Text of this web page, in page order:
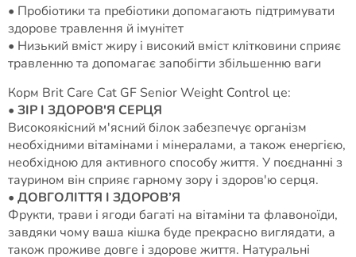
• Пробіотики та пребіотики допомагають підтримувати
здорове травлення й імунітет
• Низький вміст жиру і високий вміст клітковини сприяє
травленню та допомагає запобігти збільшенню ваги
Корм Brit Care Cat GF Senior Weight Control це:
• ЗІР І ЗДОРОВ'Я СЕРЦЯ
Високоякісний м'ясний білок забезпечує організм
необхідними вітамінами і мінералами, а також енергією,
необхідною для активного способу життя. У поєднанні з
таурином він сприяє гарному зору і здоров'ю серця.
• ДОВГОЛІТТЯ І ЗДОРОВ’Я
Фрукти, трави і ягоди багаті на вітаміни та флавоноїди,
завдяки чому ваша кішка буде прекрасно виглядати, а
також проживе довге і здорове життя. Натуральні